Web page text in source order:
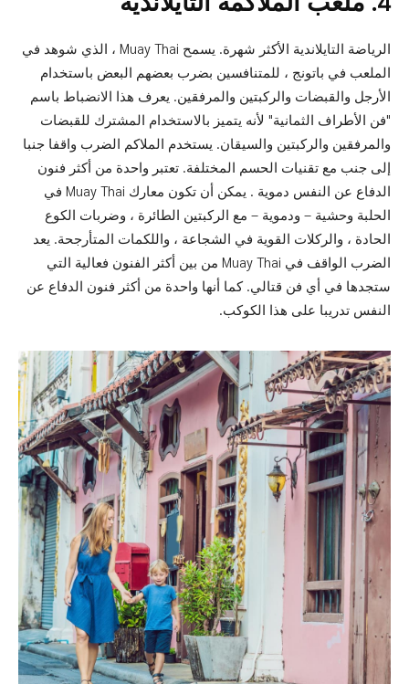
الرياضة التايلاندية الأكثر شهرة. يسمح Muay Thai ، الذي شوهد في
الملعب في باتونج ، للمتنافسين بضرب بعضهم البعض باستخدام
الأرجل والقبضات والركبتين والمرفقين. يعرف هذا الانضباط باسم
"فن الأطراف الثمانية" لأنه يتميز بالاستخدام المشترك للقبضات
والمرفقين والركبتين والسيقان. يستخدم الملاكم الضرب واقفا جنبا
إلى جنب مع تقنيات الحسم المختلفة. تعتبر واحدة من أكثر فنون
الدفاع عن النفس دموية . يمكن أن تكون معارك Muay Thai في
الحلبة وحشية – ودموية – مع الركبتين الطائرة ، وضربات الكوع
الحادة ، والركلات القوية في الشجاعة ، واللكمات المتأرجحة. يعد
الضرب الواقف في Muay Thai من بين أكثر الفنون فعالية التي
ستجدها في أي فن قتالي. كما أنها واحدة من أكثر فنون الدفاع عن
النفس تدريبا على هذا الكوكب.